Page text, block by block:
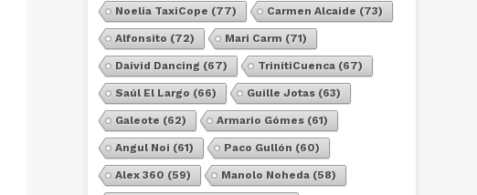
Noelia TaxiCope (77) Carmen Alcaide (73)
Alfonsito (72) Mari Carm (71)
Daivid Dancing (67) TrinitiCuenca (67)
Saúl El Largo (66) Guille Jotas (63)
Galeote (62) Armario Gómes (61)
Angul Noi (61) Paco Gullón (60)
Alex 360 (59) Manolo Noheda (58)